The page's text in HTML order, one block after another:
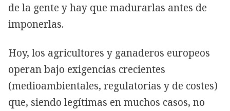
de la gente y hay que madurarlas antes de
imponerlas.
Hoy, los agricultores y ganaderos europeos
operan bajo exigencias crecientes
(medioambientales, regulatorias y de costes)
que, siendo legítimas en muchos casos, no